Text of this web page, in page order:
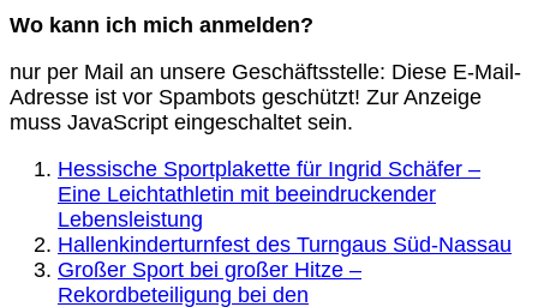
Wo kann ich mich anmelden?
nur per Mail an unsere Geschäftsstelle: Diese E-Mail-
Adresse ist vor Spambots geschützt! Zur Anzeige
muss JavaScript eingeschaltet sein.
Hessische Sportplakette für Ingrid Schäfer –
Eine Leichtathletin mit beeindruckender
Lebensleistung
Hallenkinderturnfest des Turngaus Süd-Nassau
Großer Sport bei großer Hitze –
Rekordbeteiligung bei den